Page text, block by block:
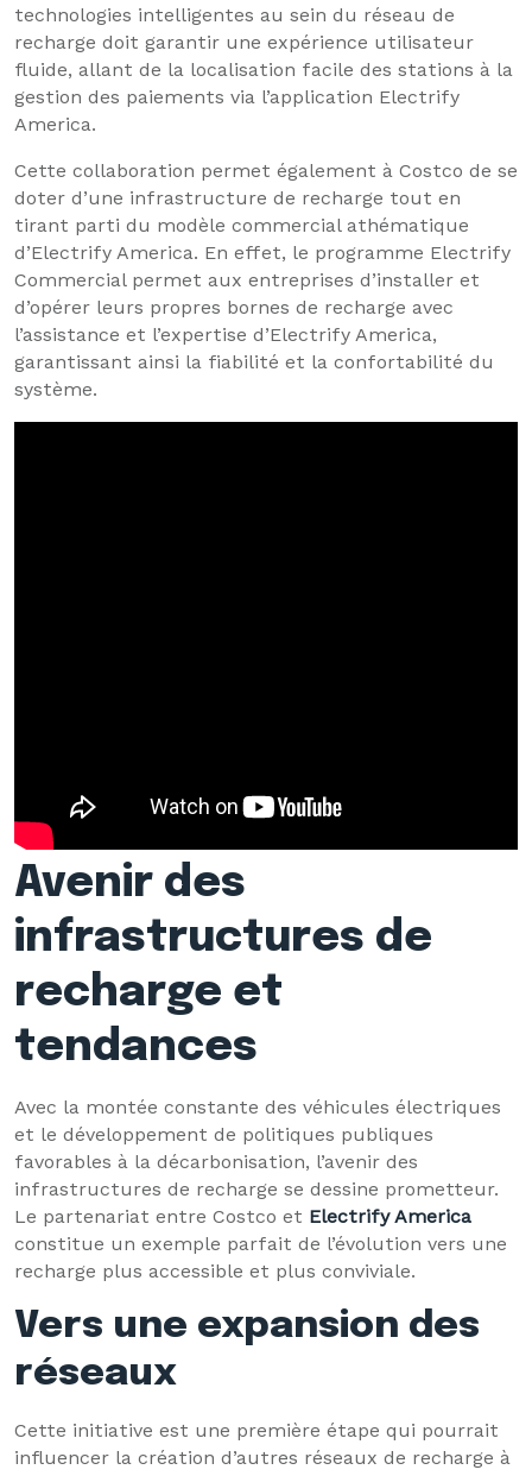
technologies intelligentes au sein du réseau de
recharge doit garantir une expérience utilisateur
fluide, allant de la localisation facile des stations à la
gestion des paiements via l’application Electrify
America.
Cette collaboration permet également à Costco de se
doter d’une infrastructure de recharge tout en
tirant parti du modèle commercial athématique
d’Electrify America. En effet, le programme Electrify
Commercial permet aux entreprises d’installer et
d’opérer leurs propres bornes de recharge avec
l’assistance et l’expertise d’Electrify America,
garantissant ainsi la fiabilité et la confortabilité du
système.
Avenir des
infrastructures de
recharge et
tendances
Avec la montée constante des véhicules électriques
et le développement de politiques publiques
favorables à la décarbonisation, l’avenir des
infrastructures de recharge se dessine prometteur.
Le partenariat entre Costco et Electrify America
constitue un exemple parfait de l’évolution vers une
recharge plus accessible et plus conviviale.
Vers une expansion des
réseaux
Cette initiative est une première étape qui pourrait
influencer la création d’autres réseaux de recharge à